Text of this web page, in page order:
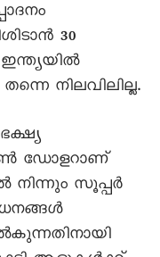
30
നിലവിലില്ല.
ഡോളറാണ്
നിന്നും സൂപ്പര്‍